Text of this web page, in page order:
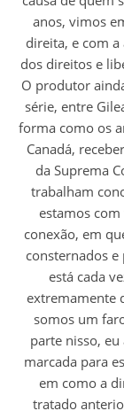
anos, vimos
direita, e com
dos direitos e
O produtor
série, entre
forma como os
Canadá,
da Suprema
trabalham
estamos com
conexão, em
consternados
está cada
extremamente
somos um
parte nisso, eu
marcada para
em como a
tratado